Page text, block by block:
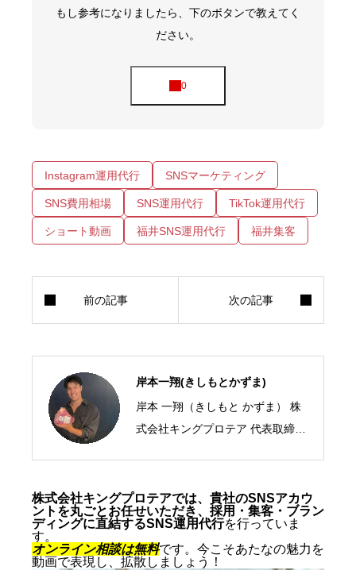
もし参考になりましたら、下のボタンで教えてく
ださい。
Instagram運用代行 SNSマーケティング
SNS費用相場 SNS運用代行 TikTok運用代行
ショート動画 福井SNS運用代行 福井集客
岸本一翔(きしもとかずま)
岸本 一翔（きしもと かずま） 株
式会社キングプロテア 代表取締役
市生まれ。10代からSNSマーケテ
ィングの最前線に立ち、ショート
動画を軸にした集客・ブランディ
ングを専門とする。SNS運用代行
株式会社キングプロテアでは、貴社のSNSアカウ
ントを丸ごとお任せいただき、採用・集客・ブラン
ディングに直結するSNS運用代行を行っていま
す。
オンライン相談は無料です。今こそあたなの魅力を
動画で表現し、拡散しましょう！